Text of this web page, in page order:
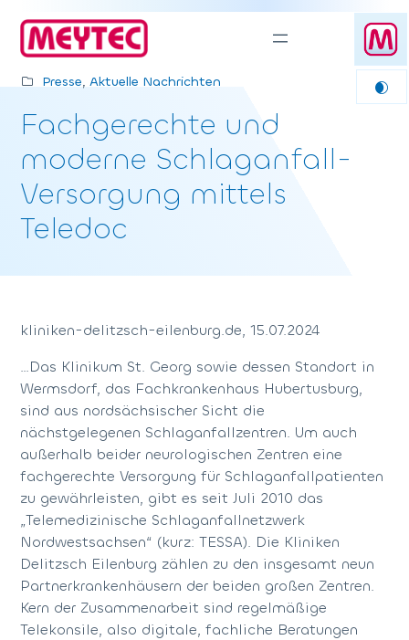
Inhalt
springen
Presse, Aktuelle Nachrichten
Fachgerechte und
moderne Schlaganfall-
Versorgung mittels
Teledoc
kliniken-delitzsch-eilenburg.de, 15.07.2024
…Das Klinikum St. Georg sowie dessen Standort in
Wermsdorf, das Fachkrankenhaus Hubertusburg,
sind aus nordsächsischer Sicht die
nächstgelegenen Schlaganfallzentren. Um auch
außerhalb beider neurologischen Zentren eine
fachgerechte Versorgung für Schlaganfallpatienten
zu gewährleisten, gibt es seit Juli 2010 das
„Telemedizinische Schlaganfallnetzwerk
Nordwestsachsen“ (kurz: TESSA). Die Kliniken
Delitzsch Eilenburg zählen zu den insgesamt neun
Partnerkrankenhäusern der beiden großen Zentren.
Kern der Zusammenarbeit sind regelmäßige
Telekonsile, also digitale, fachliche Beratungen